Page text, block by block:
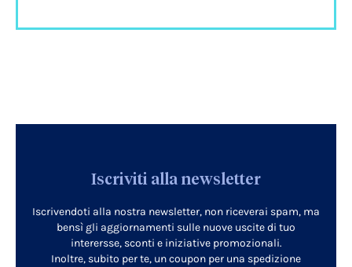
Iscriviti alla newsletter
Iscrivendoti alla nostra newsletter, non riceverai spam, ma
bensì gli aggiornamenti sulle nuove uscite di tuo
interersse, sconti e iniziative promozionali.
Inoltre, subito per te, un coupon per una spedizione